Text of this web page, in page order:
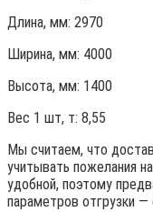
Длина, мм: 2970
Ширина, мм: 4000
Высота, мм: 1400
Вес 1 шт, т: 8,55
Мы считаем, что
учитывать пожелания
удобной, поэтому
параметров отгрузки